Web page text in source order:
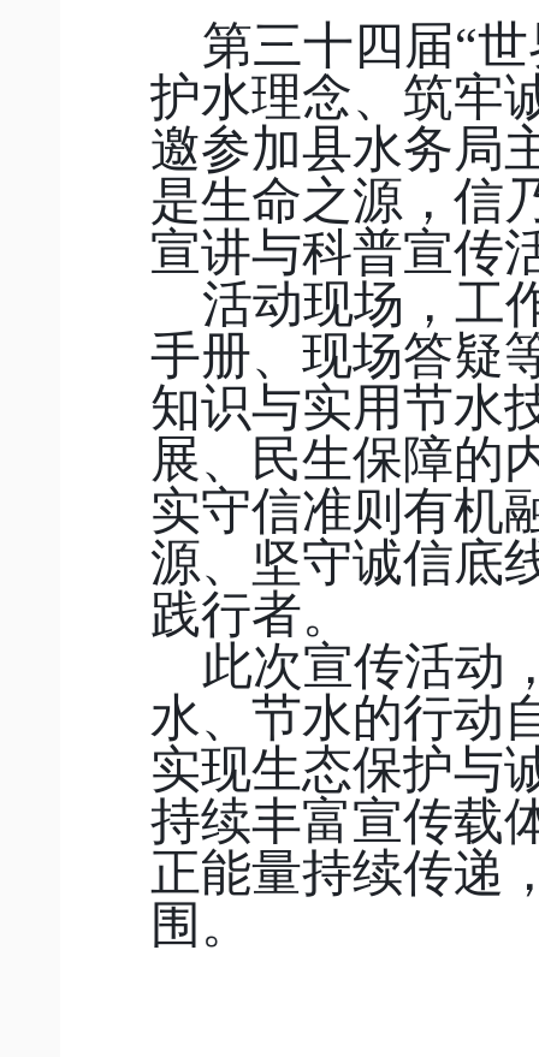
第三十四届“
护水理念、筑牢
邀参加县水务局
是生命之源，信
宣讲与科普宣传
活动现场，工
手册、现场答疑
知识与实用节水
展、民生保障的
实守信准则有机
源、坚守诚信底
践行者。
此次宣传活动
水、节水的行动
实现生态保护与
持续丰富宣传载
正能量持续传递
围。